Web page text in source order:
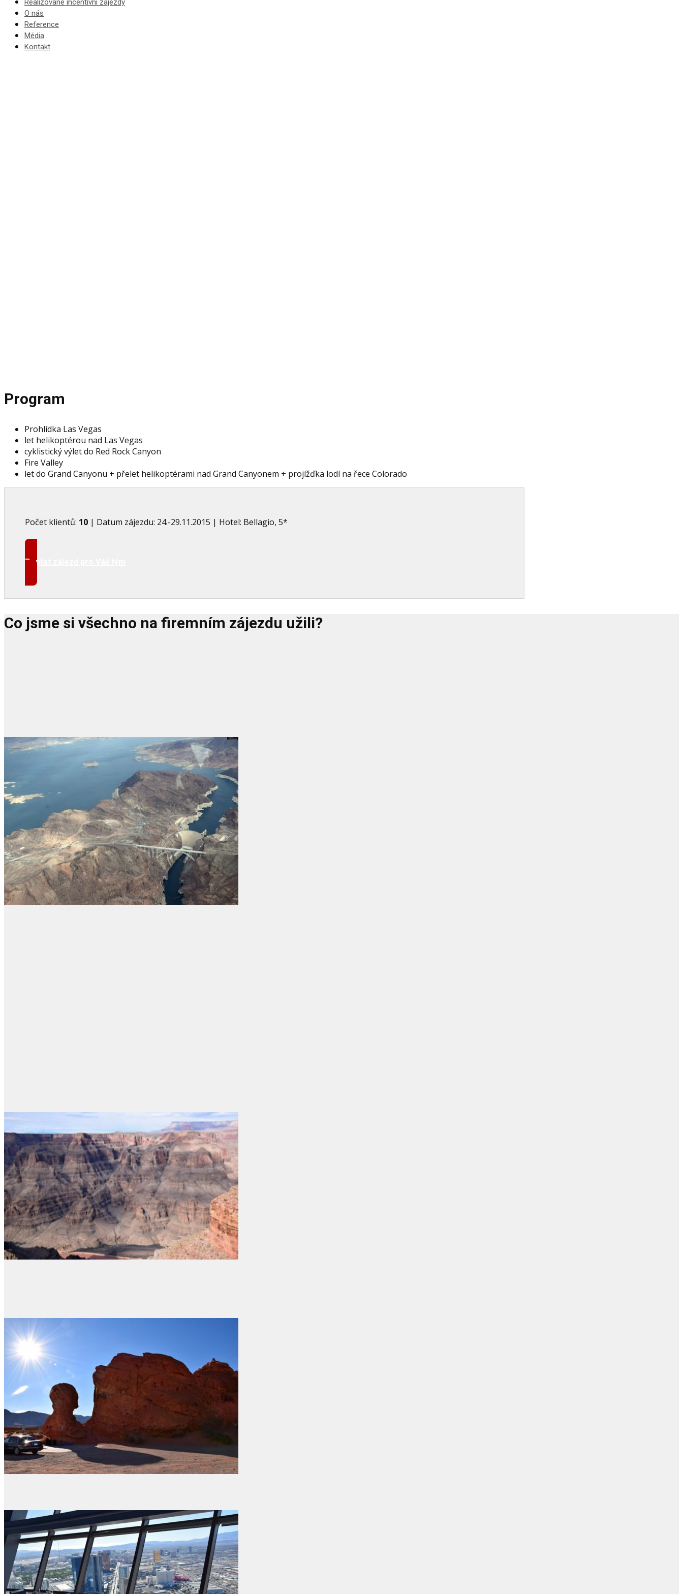
Realizované incentivní zájezdy
O nás
Reference
Média
Kontakt
Program
Prohlídka Las Vegas
let helikoptérou nad Las Vegas
cyklistický výlet do Red Rock Canyon
Fire Valley
let do Grand Canyonu + přelet helikoptérami nad Grand Canyonem + projížďka lodí na řece Colorado
Počet klientů: 10 | Datum zájezdu: 24.-29.11.2015 | Hotel: Bellagio, 5*
Poptat zájezd pro Váš tým
Co jsme si všechno na firemním zájezdu užili?